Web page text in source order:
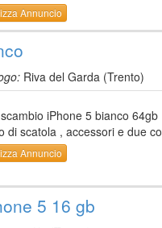
Annuncio
Riva del Garda (Trento)
iPhone 5 bianco 64gb
di scatola , accessori e due
Annuncio
5 16 gb